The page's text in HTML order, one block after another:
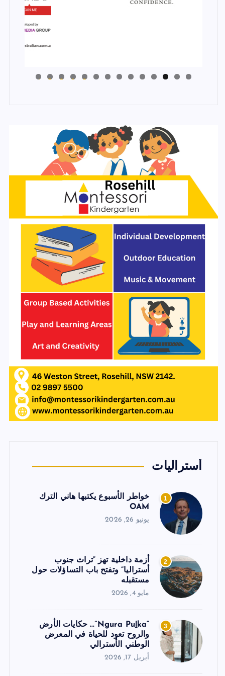
0
1
2
3
4
أستراليات
1
خواطر الأسبوع يكتبها هاني الترك
OAM
يونيو 26, 2026
2
أزمة داخلية تهز “تراث جنوب
أستراليا” وتفتح باب التساؤلات حول
مستقبله
مايو 4, 2026
3
“Ngura Puḻka”… حكايات الأرض
والروح تعود للحياة في المعرض
الوطني الأسترالي
أبريل 17, 2026